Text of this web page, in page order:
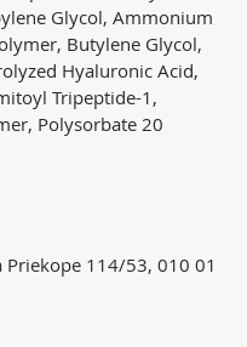
Glycol, Ammonium
Butylene Glycol,
Hyaluronic Acid,
Tripeptide-1,
Polysorbate 20
Priekope 114/53, 010 01